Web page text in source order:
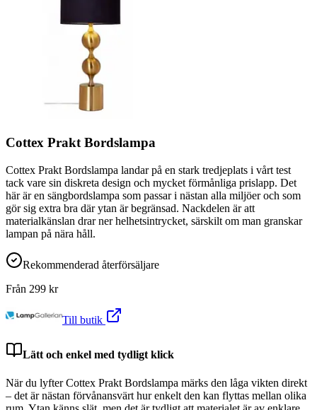
Cottex Prakt Bordslampa
Cottex Prakt Bordslampa landar på en stark tredjeplats i vårt test
tack vare sin diskreta design och mycket förmånliga prislapp. Det
här är en sängbordslampa som passar i nästan alla miljöer och som
gör sig extra bra där ytan är begränsad. Nackdelen är att
materialkänslan drar ner helhetsintrycket, särskilt om man granskar
lampan på nära håll.
Rekommenderad återförsäljare
Från 299 kr
Till butik
Lätt och enkel med tydligt klick
När du lyfter Cottex Prakt Bordslampa märks den låga vikten direkt
– det är nästan förvånansvärt hur enkelt den kan flyttas mellan olika